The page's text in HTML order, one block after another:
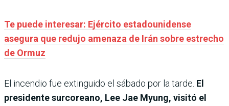
Te puede interesar: Ejército estadounidense
asegura que redujo amenaza de Irán sobre estrecho
de Ormuz
El incendio fue extinguido el sábado por la tarde. El
presidente surcoreano, Lee Jae Myung, visitó el